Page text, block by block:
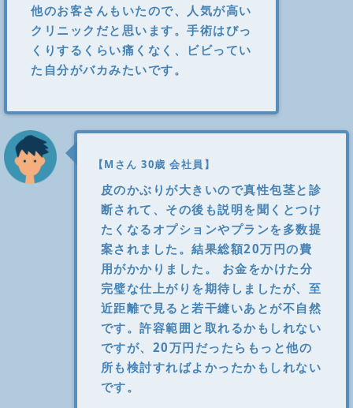
他のお客さんもいたので、人気が高い
クリニックだと思います。手術はびっ
くりするくらい痛くなく、ビビってい
た自分がバカみたいです。
【Mさん 30歳 会社員】
皮のかぶりが大きいので真性包茎と診
断されて、その後も説明を聞くとつけ
たくなるオプションやプランを多数提
案されました。結果総額20万円の費
用がかかりました。 お金をかけた分
完璧な仕上がりを期待しましたが、至
近距離で見ると若干縫いあとが不自然
です。許容範囲と取れるかもしれない
ですが、20万円だったらもっと他の
所も検討すればよかったかもしれない
です。